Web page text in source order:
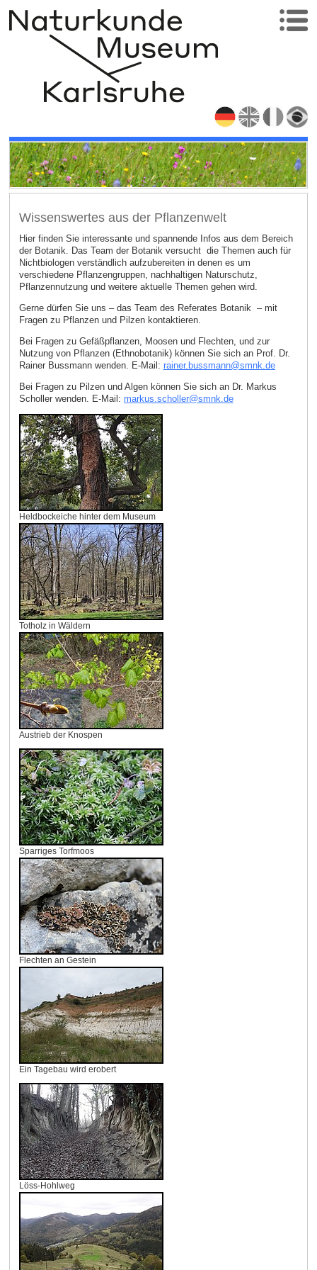
Wissenswertes aus der Pflanzenwelt
Hier finden Sie interessante und spannende Infos aus dem Bereich
der Botanik. Das Team der Botanik versucht die Themen auch für
Nichtbiologen verständlich aufzubereiten in denen es um
verschiedene Pflanzengruppen, nachhaltigen Naturschutz,
Pflanzennutzung und weitere aktuelle Themen gehen wird.
Gerne dürfen Sie uns – das Team des Referates Botanik – mit
Fragen zu Pflanzen und Pilzen kontaktieren.
Bei Fragen zu Gefäßpflanzen, Moosen und Flechten, und zur
Nutzung von Pflanzen (Ethnobotanik) können Sie sich an Prof. Dr.
Rainer Bussmann wenden. E‑Mail: rainer.bussmann@smnk.de
Bei Fragen zu Pilzen und Algen können Sie sich an Dr. Markus
Scholler wenden. E‑Mail: markus.scholler@smnk de
Heldbockeiche hinter dem Museum
Totholz in Wäldern
Austrieb der Knospen
Sparriges Torfmoos
Flechten an Gestein
Ein Tagebau wird erobert
Löss-Hohlweg